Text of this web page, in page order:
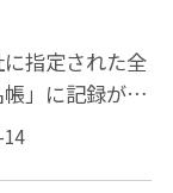
指定された全
」に記録が残
も厚...